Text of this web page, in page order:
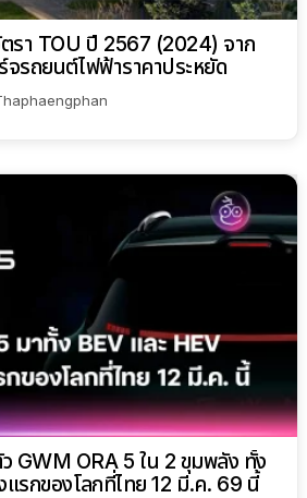
รา TOU ปี 2567 (2024) จาก
จรถยนต์ไฟฟ้าราคาประหยัด
GWM ORA 5 ใน 2 ขุมพลัง ทั้ง
แรกของโลกที่ไทย 12 มี.ค. 69 นี้